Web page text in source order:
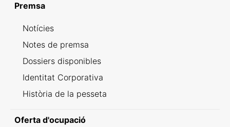
Premsa
Notícies
Notes de premsa
Dossiers disponibles
Identitat Corporativa
Història de la pesseta
Oferta d'ocupació